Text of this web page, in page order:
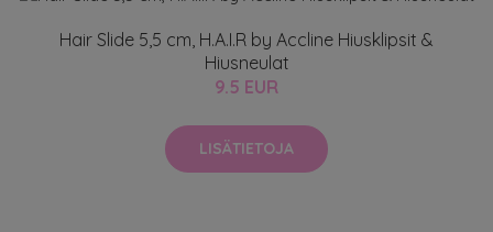
Hair Slide 5,5 cm, H.A.I.R by Accline Hiusklipsit &
Hiusneulat
9.5 EUR
LISÄTIETOJA